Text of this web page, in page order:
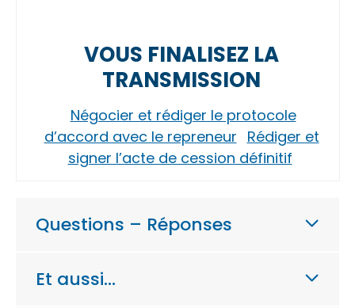
VOUS FINALISEZ LA
TRANSMISSION
Négocier et rédiger le protocole
d’accord avec le repreneur Rédiger et
signer l’acte de cession définitif
Questions – Réponses
Et aussi…